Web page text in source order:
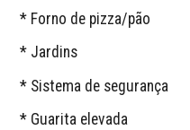
* Forno de pizza/pão
* Jardins
* Sistema de segurança
* Guarita elevada